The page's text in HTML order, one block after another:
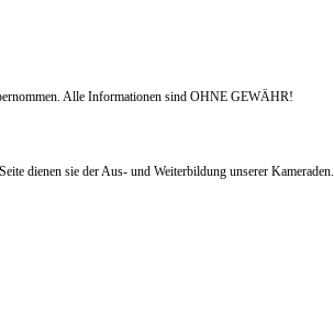
Alle Informationen sind OHNE GEWÄHR!
dienen sie der Aus- und Weiterbildung unserer Kameraden.